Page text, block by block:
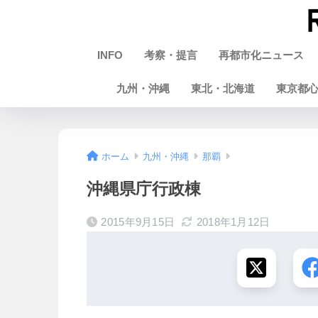
INFO 考察・提言 再都市化ニュース
九州・沖縄 東北・北海道 東京都心
ホーム 九州・沖縄 那覇
沖縄県庁行政棟
2015年9月15日 2018年1月12日